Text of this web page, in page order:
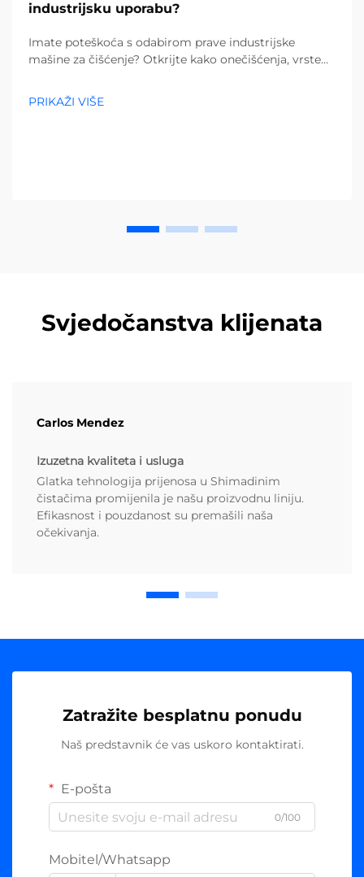
industrijsku uporabu?
Imate poteškoća s odabirom prave industrijske
mašine za čišćenje? Otkrijte kako onečišćenja, vrste
troškove i povećajte učinkovitost – preuzmite potpuni
PRIKAŽI VIŠE
Svjedočanstva klijenata
Carlos Mendez
Izuzetna kvaliteta i usluga
Glatka tehnologija prijenosa u Shimadinim
čistačima promijenila je našu proizvodnu liniju.
Efikasnost i pouzdanost su premašili naša
očekivanja.
Zatražite besplatnu ponudu
Naš predstavnik će vas uskoro kontaktirati.
E-pošta
0/100
Mobitel/Whatsapp